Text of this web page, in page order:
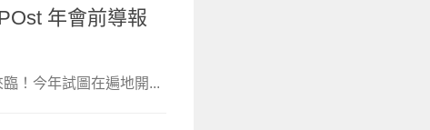
年會前導報
！今年試圖在遍地開...